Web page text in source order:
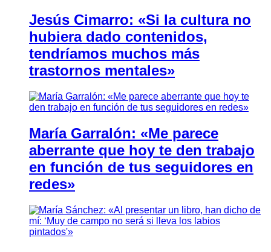
Jesús Cimarro: «Si la cultura no
hubiera dado contenidos,
tendríamos muchos más
trastornos mentales»
María Garralón: «Me parece
aberrante que hoy te den trabajo
en función de tus seguidores en
redes»